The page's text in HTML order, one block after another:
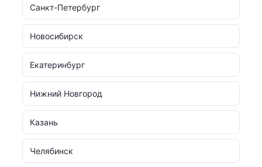
Санкт-Петербург
Новосибирск
Екатеринбург
Нижний Новгород
Казань
Челябинск